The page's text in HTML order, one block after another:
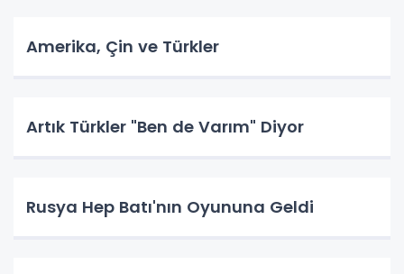
Amerika, Çin ve Türkler
Artık Türkler "Ben de Varım" Diyor
Rusya Hep Batı'nın Oyununa Geldi